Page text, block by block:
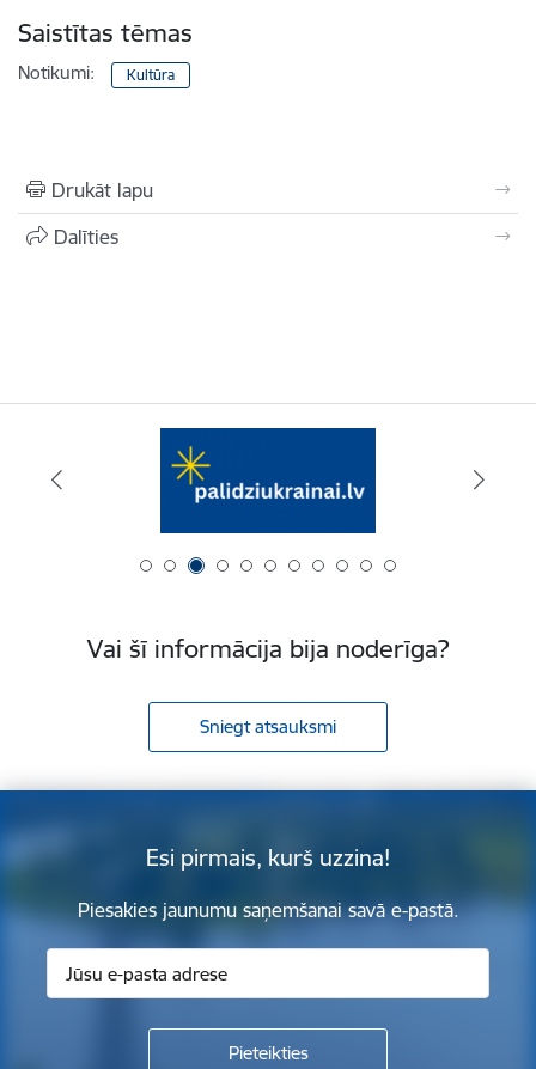
Saistītas tēmas
Notikumi: Kultūra
Drukāt lapu
Dalīties
Vai šī informācija bija noderīga?
Sniegt atsauksmi
Esi pirmais, kurš uzzina!
Piesakies jaunumu saņemšanai savā e-pastā.